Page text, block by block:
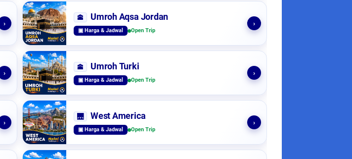
›
🕋 Umroh Aqsa Jordan
▣ Harga & Jadwal Open Trip
›
›
🕋 Umroh Turki
▣ Harga & Jadwal Open Trip
›
›
🌉 West America
▣ Harga & Jadwal Open Trip
›